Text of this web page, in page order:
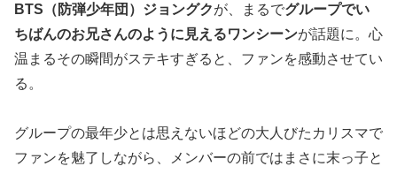
BTS（防弾少年団）ジョングクが、まるでグループでい
ちばんのお兄さんのように見えるワンシーンが話題に。心
温まるその瞬間がステキすぎると、ファンを感動させてい
る。
グループの最年少とは思えないほどの大人びたカリスマで
ファンを魅了しながら、メンバーの前ではまさに末っ子と